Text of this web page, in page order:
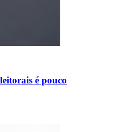
é pouco